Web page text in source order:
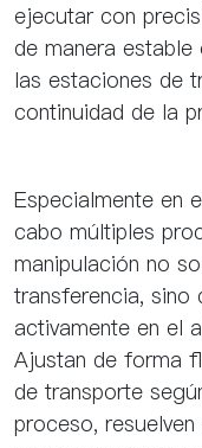
ejecutar con
de manera
las estaciones de
continuidad de la
Especialmente en
cabo múltiples
manipulación no
transferencia, sino
activamente en el
Ajustan de forma
de transporte
proceso,